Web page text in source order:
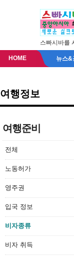
스빠시바를
HOME 뉴스&
여행정보
여행준비
전체
노동허가
영주권
입국 정보
비자종류
비자 취득